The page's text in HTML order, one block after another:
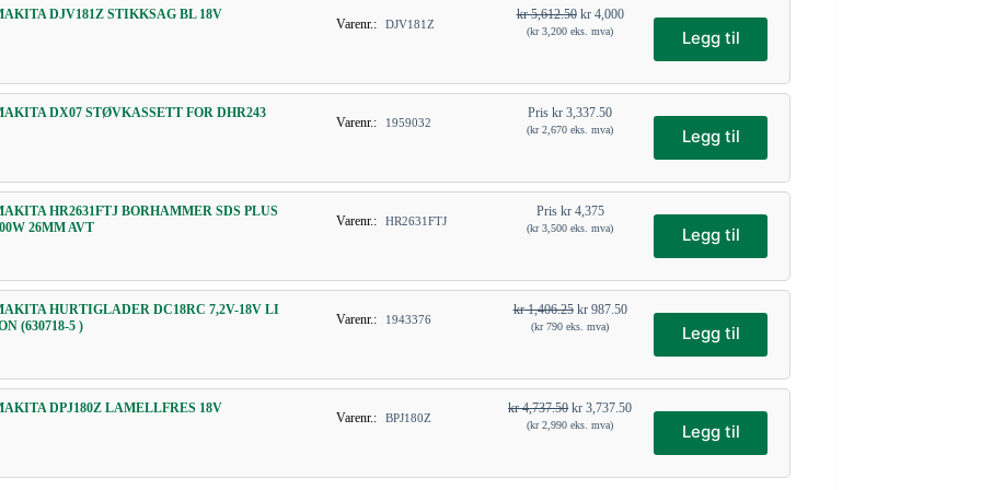
DJV181Z STIKKSAG BL 18V
Varenr.: DJV181Z
kr5,612.50 kr4,000
(kr3,200 eks. mva) Legg til
DX07 STØVKASSETT FOR DHR243
Varenr.: 1959032
Pris kr 3,337.50
(kr2,670 eks. mva) Legg til
HR2631FTJ BORHAMMER SDS PLUS
26MM AVT
Varenr.: HR2631FTJ
Pris kr4,375
(kr3,500 eks. mva) Legg til
HURTIGLADER DC18RC 7,2V-18V LI
(630718-5 )
Varenr.: 1943376
kr1,406.25 kr987.50
(kr790 eks. mva) Legg til
DPJ180Z LAMELLFRES 18V
Varenr.: BPJ180Z
kr4,737.50 kr 3,737.50
(kr2,990 eks. mva) Legg til